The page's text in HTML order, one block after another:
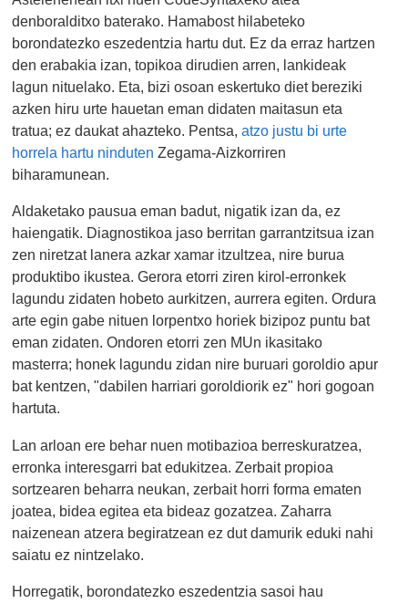
denboralditxo baterako. Hamabost hilabeteko
borondatezko eszedentzia hartu dut. Ez da erraz hartzen
den erabakia izan, topikoa dirudien arren, lankideak
lagun nituelako. Eta, bizi osoan eskertuko diet bereziki
azken hiru urte hauetan eman didaten maitasun eta
tratua; ez daukat ahazteko. Pentsa,atzo justu bi urte
horrela hartu ninduten Zegama-Aizkorriren
biharamunean.
Aldaketako pausua eman badut, nigatik izan da, ez
haiengatik. Diagnostikoa jaso berritan garrantzitsua izan
zen niretzat lanera azkar xamar itzultzea, nire burua
produktibo ikustea. Gerora etorri ziren kirol-erronkek
lagundu zidaten hobeto aurkitzen, aurrera egiten. Ordura
arte egin gabe nituen lorpentxo horiek bizipoz puntu bat
eman zidaten. Ondoren etorri zen MUn ikasitako
masterra; honek lagundu zidan nire buruari goroldio apur
bat kentzen, "dabilen harriari goroldiorik ez" hori gogoan
hartuta.
Lan arloan ere behar nuen motibazioa berreskuratzea,
erronka interesgarri bat edukitzea. Zerbait propioa
sortzearen beharra neukan, zerbait horri forma ematen
joatea, bidea egitea eta bideaz gozatzea. Zaharra
naizenean atzera begiratzean ez dut damurik eduki nahi
saiatu ez nintzelako.
Horregatik, borondatezko eszedentzia sasoi hau